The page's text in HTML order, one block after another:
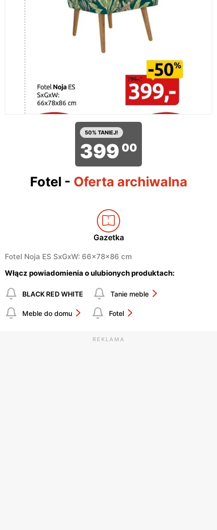
50% TANIEJ!
399 00
Fotel - Oferta archiwalna
Gazetka
Fotel Noja ES SxGxW: 66x78x86 cm
Włącz powiadomienia o ulubionych produktach:
BLACK RED WHITE Tanie meble
Meble do domu Fotel
REKLAMA